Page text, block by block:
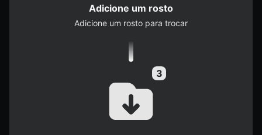
Adicione um rosto
Adicione um rosto para trocar